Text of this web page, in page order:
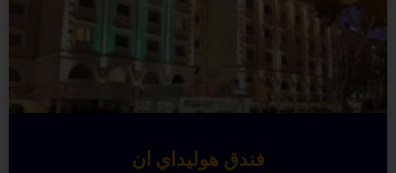
فندق هوليداي ان